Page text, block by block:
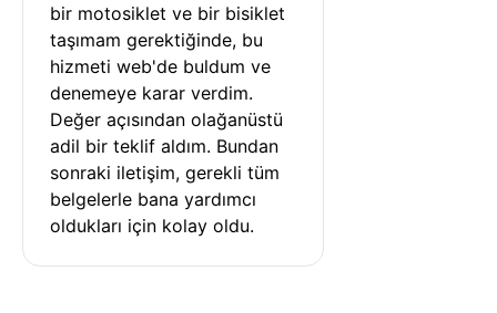
bir motosiklet ve bir bisiklet
taşımam gerektiğinde, bu
hizmeti web'de buldum ve
denemeye karar verdim.
Değer açısından olağanüstü
adil bir teklif aldım. Bundan
sonraki iletişim, gerekli tüm
belgelerle bana yardımcı
oldukları için kolay oldu.